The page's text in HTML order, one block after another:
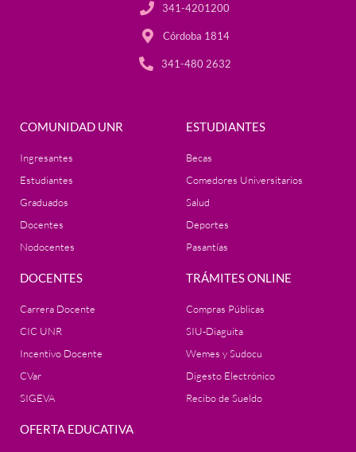
341-4201200
Córdoba 1814
341-480 2632
COMUNIDAD UNR
Ingresantes
Estudiantes
Graduados
Docentes
Nodocentes
ESTUDIANTES
Becas
Comedores Universitarios
Salud
Deportes
Pasantías
DOCENTES
Carrera Docente
CIC UNR
Incentivo Docente
CVar
SIGEVA
TRÁMITES ONLINE
Compras Públicas
SIU-Diaguita
Wemes y Sudocu
Digesto Electrónico
Recibo de Sueldo
OFERTA EDUCATIVA